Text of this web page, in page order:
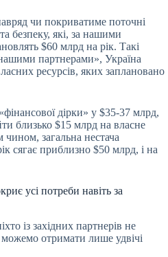
чи покриватиме поточні
безпеку, які, за нашими
$60 млрд на рік. Такі
партнерами», Україна
ресурсів, яких заплановано
дірки» у $35-37 млрд,
близько $15 млрд на власне
загальна нестача
сягає приблизно $50 млрд, і на
усі потреби навіть за
із західних партнерів не
отримати лише удвічі